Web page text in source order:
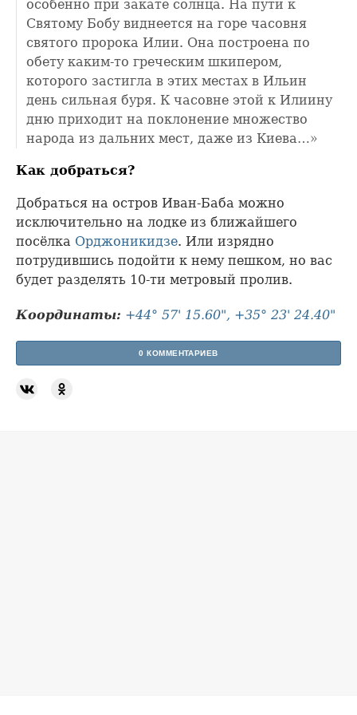
особенно при закате солнца. На пути к
Святому Бобу виднеется на горе часовня
святого пророка Илии. Она построена по
обету каким-то греческим шкипером,
которого застигла в этих местах в Ильин
день сильная буря. К часовне этой к Илиину
дню приходит на поклонение множество
народа из дальних мест, даже из Киева…»
Как добраться?
Добраться на остров Иван-Баба можно
исключительно на лодке из ближайшего
посёлка Орджоникидзе. Или изрядно
потрудившись подойти к нему пешком, но вас
будет разделять 10-ти метровый пролив.
Координаты: +44° 57' 15.60", +35° 23' 24.40"
0 КОММЕНТАРИЕВ